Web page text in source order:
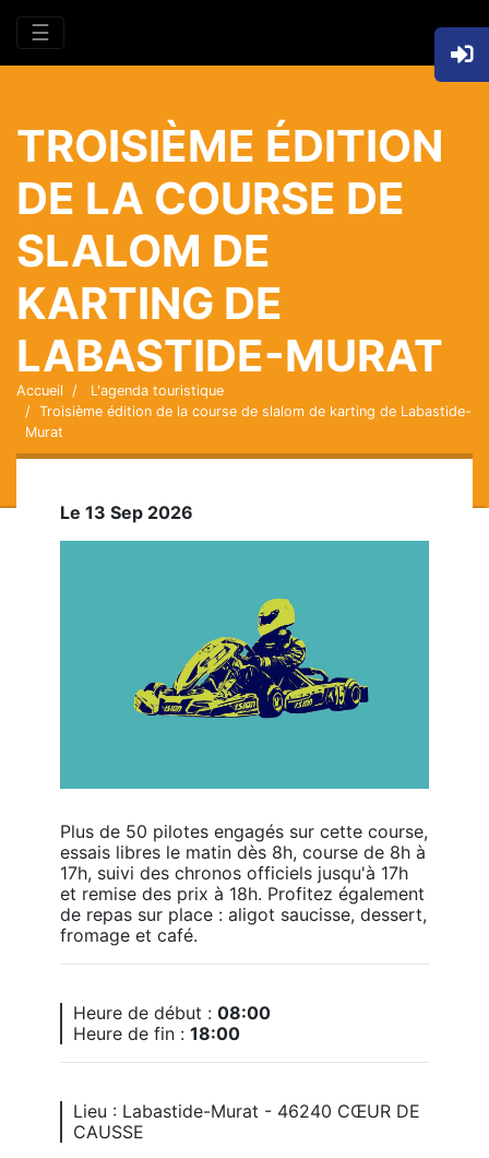
☰
TROISIÈME ÉDITION
DE LA COURSE DE
SLALOM DE
KARTING DE
LABASTIDE-MURAT
Accueil
L'agenda touristique
Troisième édition de la course de slalom de karting de Labastide-
Murat
Le 13 Sep 2026
Plus de 50 pilotes engagés sur cette course,
essais libres le matin dès 8h, course de 8h à
17h, suivi des chronos officiels jusqu'à 17h
et remise des prix à 18h. Profitez également
de repas sur place : aligot saucisse, dessert,
fromage et café.
Heure de début : 08:00
Heure de fin : 18:00
Lieu : Labastide-Murat - 46240 CŒUR DE
CAUSSE